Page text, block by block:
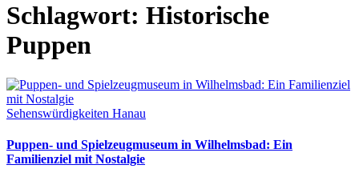
Schlagwort: Historische
Puppen
Sehenswürdigkeiten Hanau
Puppen- und Spielzeugmuseum in Wilhelmsbad: Ein
Familienziel mit Nostalgie